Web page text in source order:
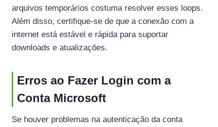
arquivos temporários costuma resolver esses loops.
Além disso, certifique-se de que a conexão com a
internet está estável e rápida para suportar
downloads e atualizações.
Erros ao Fazer Login com a
Conta Microsoft
Se houver problemas na autenticação da conta